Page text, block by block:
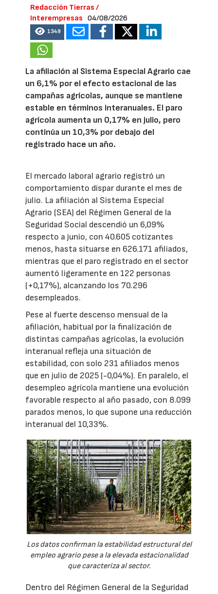
Redacción Tierras /
Interempresas
04/08/2026
1349
La afiliación al Sistema Especial Agrario cae
un 6,1% por el efecto estacional de las
campañas agrícolas, aunque se mantiene
estable en términos interanuales. El paro
agrícola aumenta un 0,17% en julio, pero
continúa un 10,3% por debajo del
registrado hace un año.
El mercado laboral agrario registró un
comportamiento dispar durante el mes de
julio. La afiliación al Sistema Especial
Agrario (SEA) del Régimen General de la
Seguridad Social descendió un 6,09%
respecto a junio, con 40.605 cotizantes
menos, hasta situarse en 626.171 afiliados,
mientras que el paro registrado en el sector
aumentó ligeramente en 122 personas
(+0,17%), alcanzando los 70.296
desempleados.
Pese al fuerte descenso mensual de la
afiliación, habitual por la finalización de
distintas campañas agrícolas, la evolución
interanual refleja una situación de
estabilidad, con solo 231 afiliados menos
que en julio de 2025 (-0,04%). En paralelo, el
desempleo agrícola mantiene una evolución
favorable respecto al año pasado, con 8.099
parados menos, lo que supone una reducción
interanual del 10,33%.
Los datos confirman la estabilidad estructural del
empleo agrario pese a la elevada estacionalidad
que caracteriza al sector.
Dentro del Régimen General de la Seguridad